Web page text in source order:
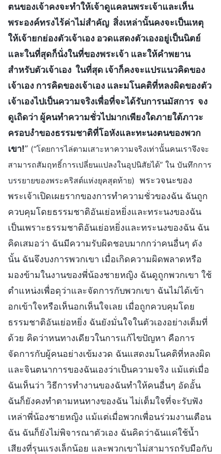
ตนของเจ้าคงจะทำให้เจ้าดูแคลนพระเจ้าและเห็น
พระองค์ทรงไร้ค่าไม่สำคัญ สิ่งเหล่านั้นคงจะเป็นเหตุ
ให้เจ้ายกย่องตัวเจ้าเอง อวดแสดงตัวเองอยู่เป็นนิตย์
และในที่สุดก็นั่งในที่ของพระเจ้า และให้คำพยาน
สำหรับตัวเจ้าเอง ในที่สุด เจ้าก็คงจะแปรแนวคิดของ
เจ้าเอง การคิดของเจ้าเอง และมโนคติที่หลงผิดของตัว
เจ้าเองไปเป็นความจริงเพื่อที่จะได้รับการนมัสการ จง
ดูเถิดว่า ผู้คนทำความชั่วไปมากเพียงใดภายใต้ภาวะ
ครอบงำของธรรมชาติที่โอหังและทะนงตนของพวก
เขา!” (“โดยการไล่ตามเสาะหาความจริงเท่านั้นคนเราจึงจะ
สามารถสัมฤทธิ์การเปลี่ยนแปลงในอุปนิสัยได้” ใน บันทึกการ
บรรยายของพระคริสต์แห่งยุคสุดท้าย) พระวจนะของ
พระเจ้าเปิดเผยรากของการทำความชั่วของฉัน ฉันถูก
ควบคุมโดยธรรมชาติอันเย่อหยิ่งและทระนงของฉัน
เป็นเพราะธรรมชาติอันเย่อหยิ่งและทระนงของฉัน ฉัน
คิดเสมอว่า ฉันมีความรับผิดชอบมากกว่าคนอื่นๆ ดัง
นั้น ฉันจึงบงการพวกเขา เมื่อเกิดความผิดพลาดหรือ
มองข้ามในงานของพี่น้องชายหญิง ฉันดูถูกพวกเขา ใช้
ตำแหน่งเพื่อดุว่าและจัดการกับพวกเขา ฉันไม่ได้เข้า
อกเข้าใจหรือเห็นอกเห็นใจเลย เมื่อถูกควบคุมโดย
ธรรมชาติอันเย่อหยิ่ง ฉันยังมั่นใจในตัวเองอย่างเต็มที่
ด้วย คิดว่าหนทางเดียวในการแก้ไขปัญหา คือการ
จัดการกับผู้คนอย่างเข้มงวด ฉันแสดงมโนคติที่หลงผิด
และจินตนาการของฉันเองว่าเป็นความจริง แม้แต่เมื่อ
ฉันเห็นว่า วิธีการทำงานของฉันทำให้คนอื่นๆ อัดอั้น
ฉันก็ยังคงทำตามหนทางของฉัน ไม่เต็มใจที่จะรับฟัง
เหล่าพี่น้องชายหญิง แม้แต่เมื่อพวกเพื่อนร่วมงานเตือน
ฉัน ฉันก็ยังไม่พิจารณาตัวเอง ฉันคิดว่าฉันแค่ใช้น้ำ
เสียงที่รุนแรงเล็กน้อย และพวกเขาไม่สามารถรับมือกับ